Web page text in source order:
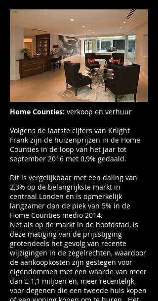
Home Counties: verkoop en verhuur
Volgens de laatste cijfers van Knight
Frank zijn de huizenprijzen in de Home
Counties in de loop van het jaar tot
september 2016 met 0,9% gedaald.
Dit is vergelijkbaar met een daling van
2,3% op de belangrijkste markt in
centraal Londen en is opmerkelijk
langzamer dan de piek van 5% in de
Home Counties medio 2014.
Net als op de markt in de hoofdstad, is
deze matiging van de prijsstijging
grotendeels het gevolg van recente
wijzigingen in de zegelrechten, waardoor
de aankoopkosten zijn gestegen voor
eigendommen met een waarde van meer
dan £ 1,1 miljoen en, meer recentelijk,
voor degenen die een tweede huis kopen